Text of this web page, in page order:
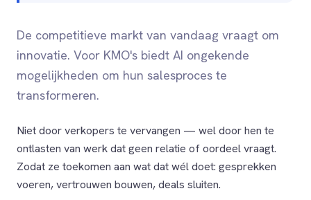
De competitieve markt van vandaag vraagt om
innovatie. Voor KMO's biedt AI ongekende
mogelijkheden om hun salesproces te
transformeren.
Niet door verkopers te vervangen — wel door hen te
ontlasten van werk dat geen relatie of oordeel vraagt.
Zodat ze toekomen aan wat dat wél doet: gesprekken
voeren, vertrouwen bouwen, deals sluiten.